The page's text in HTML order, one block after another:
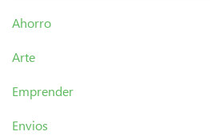
Ahorro
Arte
Emprender
Envios